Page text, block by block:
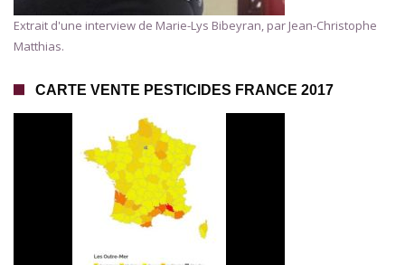
Extrait d'une interview de Marie-Lys Bibeyran, par Jean-Christophe
Matthias.
CARTE VENTE PESTICIDES FRANCE 2017